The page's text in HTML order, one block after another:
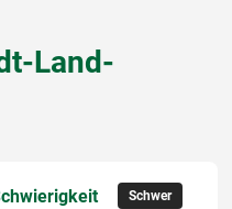
Land-
Schwer